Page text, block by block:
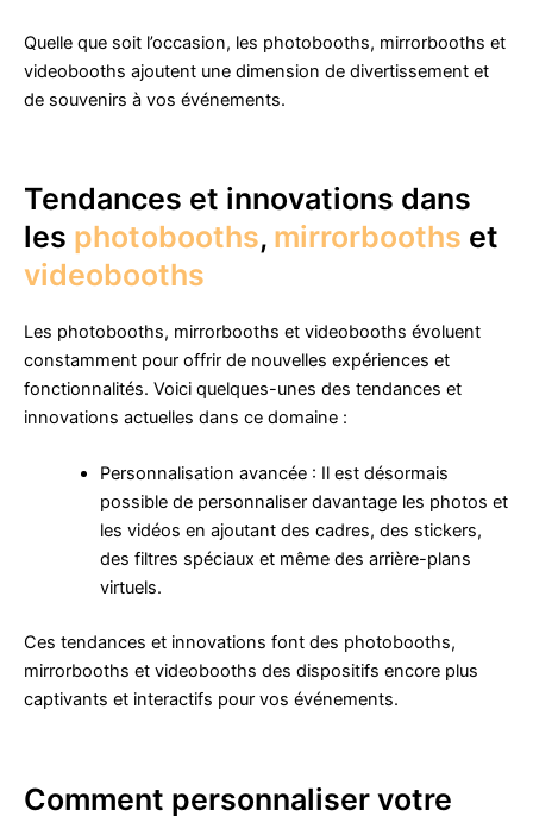
Quelle que soit l’occasion, les photobooths, mirrorbooths et
videobooths ajoutent une dimension de divertissement et
de souvenirs à vos événements.
Tendances et innovations dans
les photobooths, mirrorbooths et
videobooths
Les photobooths, mirrorbooths et videobooths évoluent
constamment pour offrir de nouvelles expériences et
fonctionnalités. Voici quelques-unes des tendances et
innovations actuelles dans ce domaine :
Personnalisation avancée : Il est désormais
possible de personnaliser davantage les photos et
les vidéos en ajoutant des cadres, des stickers,
des filtres spéciaux et même des arrière-plans
virtuels.
Ces tendances et innovations font des photobooths,
mirrorbooths et videobooths des dispositifs encore plus
captivants et interactifs pour vos événements.
Comment personnaliser votre